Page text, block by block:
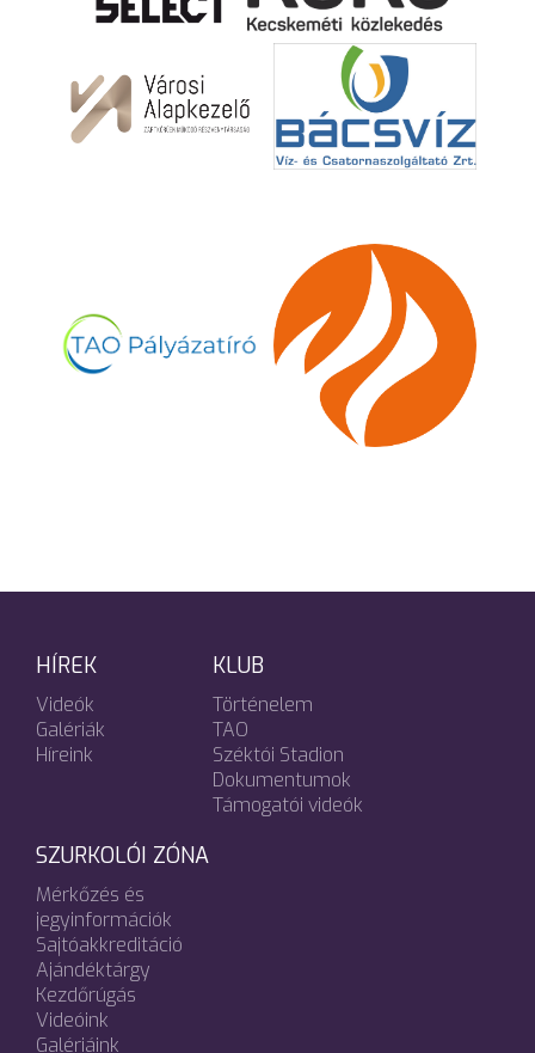
HÍREK
Videók
Galériák
Híreink
KLUB
Történelem
TAO
Széktói Stadion
Dokumentumok
Támogatói videók
SZURKOLÓI ZÓNA
Mérkőzés és
jegyinformációk
Sajtóakkreditáció
Ajándéktárgy
Kezdőrúgás
Videóink
Galériáink